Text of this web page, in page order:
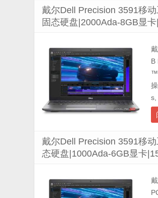
戴尔Dell Precision 3591移
固态硬盘|2000Ada-8GB显
B
™
s,
戴尔Dell Precision 3591移
态硬盘|1000Ada-6GB显卡